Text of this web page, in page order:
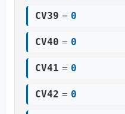
CV39 = 0
CV40 = 0
CV41 = 0
CV42 = 0